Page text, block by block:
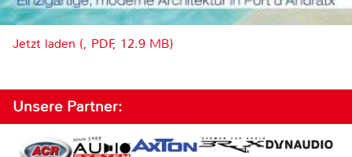
Jetzt laden (, PDF, 12.9 MB)
Unsere Partner: